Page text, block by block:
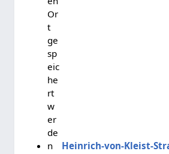
Or
t
ge
sp
eic
he
rt
w
er
de
n
Heinrich-von-Kleist-